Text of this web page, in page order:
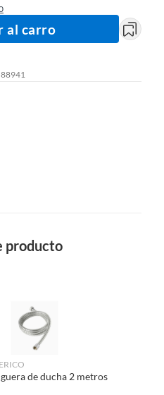
al carro
producto
de ducha 2 metros